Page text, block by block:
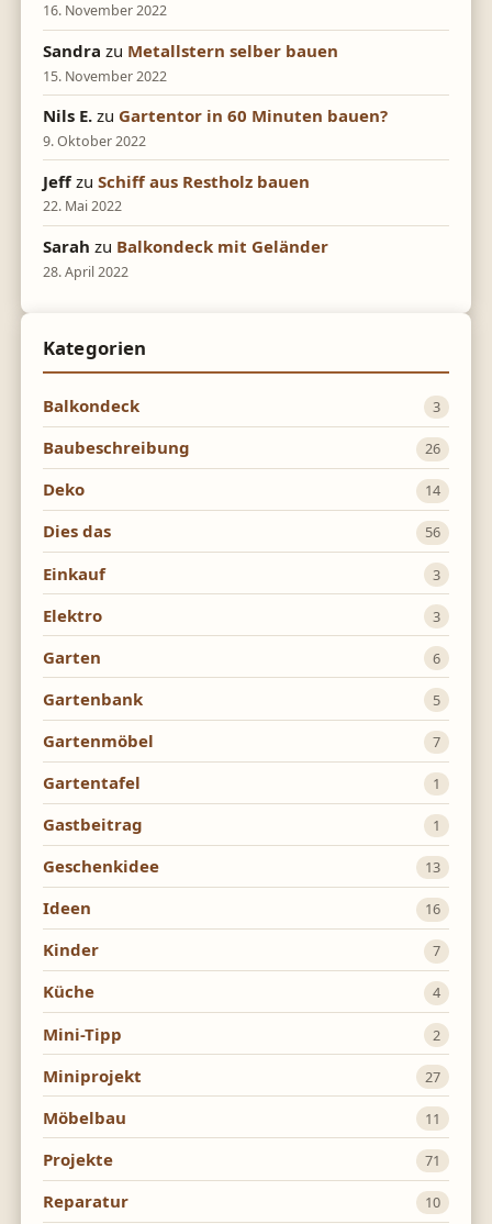
16. November 2022
Sandra zu Metallstern selber bauen
15. November 2022
Nils E. zu Gartentor in 60 Minuten bauen?
9. Oktober 2022
JeffzuSchiff aus Restholz bauen
22. Mai 2022
Sarah zu Balkondeck mit Geländer
28. April 2022
Kategorien
Balkondeck 3
Baubeschreibung 26
Deko 14
Dies das 56
Einkauf 3
Elektro 3
Garten 6
Gartenbank 5
Gartenmöbel 7
Gartentafel 1
Gastbeitrag 1
Geschenkidee 13
Ideen 16
Kinder 7
Küche 4
Mini-Tipp 2
Miniprojekt 27
Möbelbau 11
Projekte 71
Reparatur 10